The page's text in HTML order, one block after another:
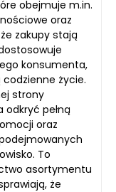
obejmuje m.in.
oraz
zakupy stają
konsumenta,
życie.
strony
pełną
oraz
To
asortymentu
że